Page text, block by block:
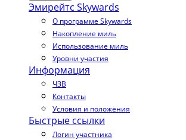
Эмирейтс Skywards
О программе Skywards
Накопление миль
Использование миль
Уровни участия
Информация
ЧЗВ
Контакты
Условия и положения
Быстрые ссылки
Логин участника